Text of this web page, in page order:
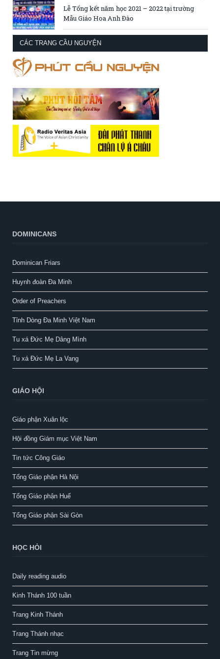
Lễ Tổng kết năm học 2021 – 2022 tại trường
Mẫu Giáo Hoa Anh Đào
CÁC TRANG CẦU NGUYỆN
DOMINICANS
Dominican Friars
Huynh đoàn Đa Minh
Order of Preachers
Tỉnh Dòng Đa Minh Việt Nam
Tu xá Đức Mẹ Dâng Mình
Tu xá Đức Mẹ La Vang
GIÁO HỘI
Giáo phận Xuân lộc
Hội đồng Giám mục Việt Nam
Tin tức Công Giáo
Tổng Giáo phận Hà Nội
Tổng Giáo phận Huế
Tổng Giáo phận Sài Gòn
HỌC HỎI
Daily reading audio
Kinh Thánh 100 tuần
Trang Kinh Thánh
Trang Thánh nhạc
Trang Tin mừng